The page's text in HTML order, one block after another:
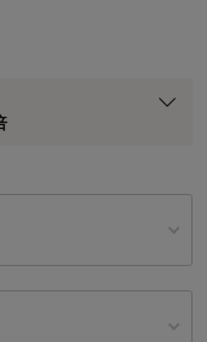
）
ント
率適用前の基本ポイント